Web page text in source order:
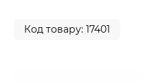
Код товару: 17401